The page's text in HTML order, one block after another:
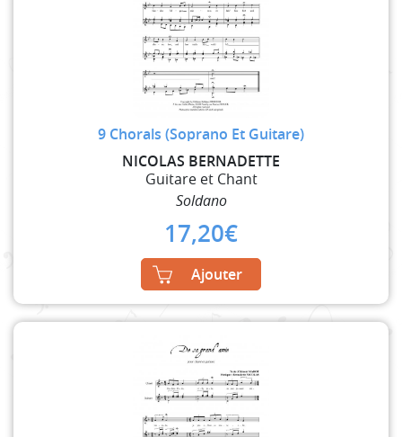
9 Chorals (Soprano Et Guitare)
NICOLAS BERNADETTE
Guitare et Chant
Soldano
17,20€
Ajouter